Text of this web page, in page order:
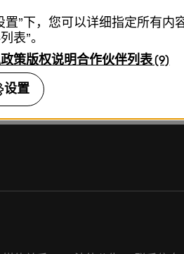
置”下，您可以详细指定所有内
表”。
策版权说明合作伙伴列表 (9)
设置